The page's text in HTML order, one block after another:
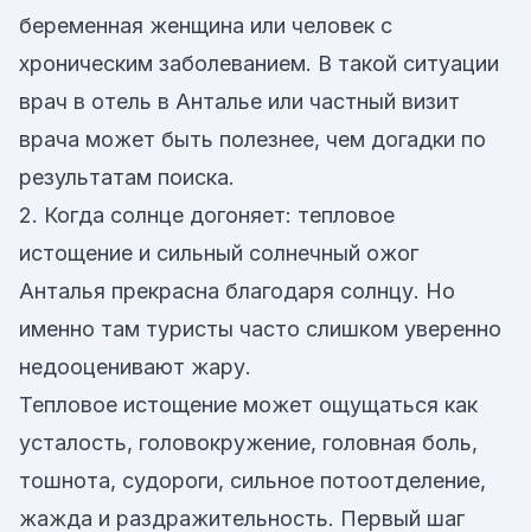
беременная женщина или человек с
хроническим заболеванием. В такой ситуации
врач в отель в Анталье или частный визит
врача может быть полезнее, чем догадки по
результатам поиска.
2. Когда солнце догоняет: тепловое
истощение и сильный солнечный ожог
Анталья прекрасна благодаря солнцу. Но
именно там туристы часто слишком уверенно
недооценивают жару.
Тепловое истощение может ощущаться как
усталость, головокружение, головная боль,
тошнота, судороги, сильное потоотделение,
жажда и раздражительность. Первый шаг